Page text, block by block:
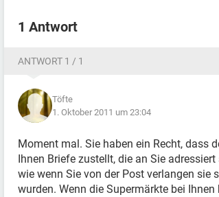
1 Antwort
ANTWORT 1 / 1
Töfte
1. Oktober 2011 um 23:04
Moment mal. Sie haben ein Recht, dass
Ihnen Briefe zustellt, die an Sie
wie wenn Sie von der Post verlangen sie
wurden. Wenn die Supermärkte bei